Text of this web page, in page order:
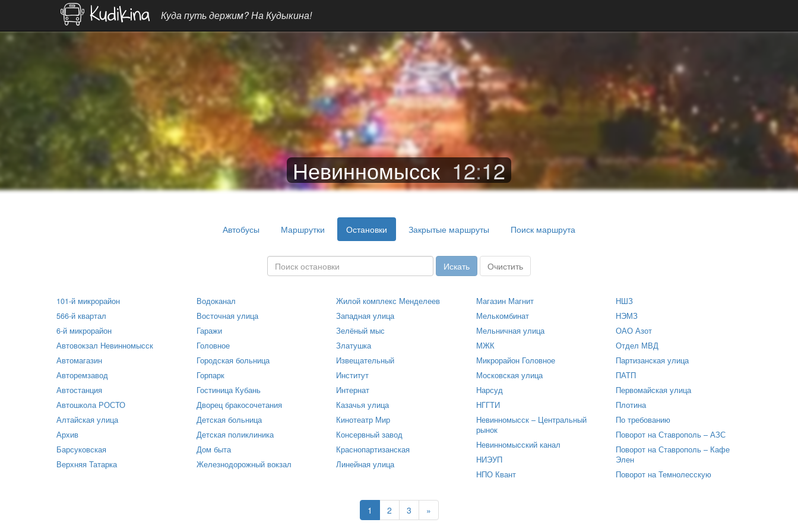
Куда путь держим? На Кудыкина!
Невинномысск 12:12
Автобусы Маршрутки Остановки Закрытые маршруты Поиск маршрута
101-й микрорайон
566-й квартал
6-й микрорайон
Автовокзал Невинномысск
Автомагазин
Авторемзавод
Автостанция
Автошкола РОСТО
Алтайская улица
Архив
Барсуковская
Верхняя Татарка
Водоканал
Восточная улица
Гаражи
Головное
Городская больница
Горпарк
Гостиница Кубань
Дворец бракосочетания
Детская больница
Детская поликлиника
Дом быта
Железнодорожный вокзал
Жилой комплекс Менделеев
Западная улица
Зелёный мыс
Златушка
Извещательный
Институт
Интернат
Казачья улица
Кинотеатр Мир
Консервный завод
Краснопартизанская
Линейная улица
Магазин Магнит
Мелькомбинат
Мельничная улица
МЖК
Микрорайон Головное
Московская улица
Нарсуд
НГГТИ
Невинномысск – Центральный
рынок
Невинномысский канал
НИЭУП
НПО Квант
НШЗ
НЭМЗ
ОАО Азот
Отдел МВД
Партизанская улица
ПАТП
Первомайская улица
Плотина
По требованию
Поворот на Ставрополь – АЗС
Поворот на Ставрополь – Кафе
Элен
Поворот на Темнолесскую
1 2 3 »